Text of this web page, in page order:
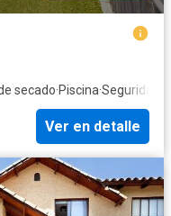
secado·Piscina·Seguridad
Ver en detalle